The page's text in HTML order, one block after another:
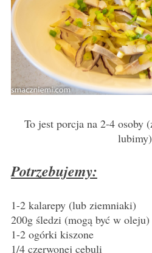
To jest porcja na 2-4 osoby
Potrzebujemy:
1-2 kalarepy (lub ziemniaki)
200g śledzi (mogą być w oleju)
1-2 ogórki kiszone
1/4 czerwonej cebuli